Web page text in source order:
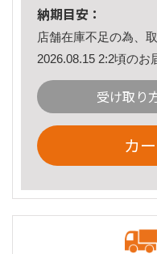
納期目安：
店舗在庫不足の為、
2026.08.15 2:2頃のお
受け取り
カ